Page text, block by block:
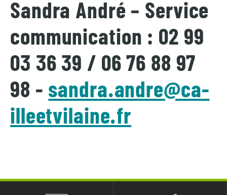
Sandra André – Service
communication : 02 99
03 36 39 / 06 76 88 97
98 - sandra.andre@ca-
illeetvilaine.fr